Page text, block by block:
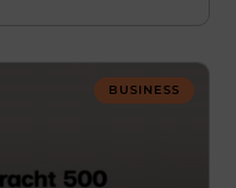
BUSINESS